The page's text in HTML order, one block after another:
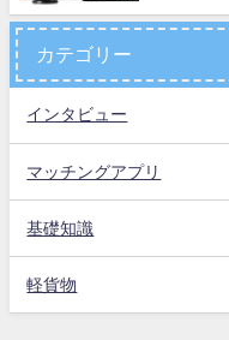
カテゴリー
インタビュー
マッチングアプリ
基礎知識
軽貨物